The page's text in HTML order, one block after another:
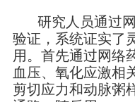
研究人员通过
验证，系统证实了
用。首先通过网络
血压、氧化应激相
剪切应力和动脉粥